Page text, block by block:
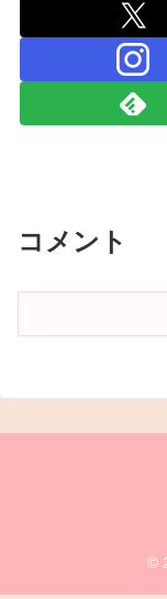
コメント
©